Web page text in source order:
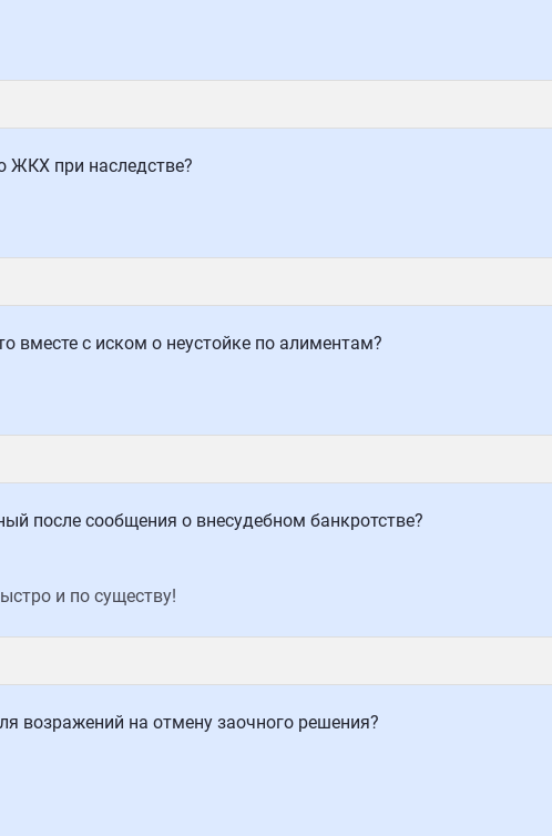
ЖКХ при наследстве?
вместе с иском о неустойке по алиментам?
после сообщения о внесудебном банкротстве?
и по существу!
возражений на отмену заочного решения?